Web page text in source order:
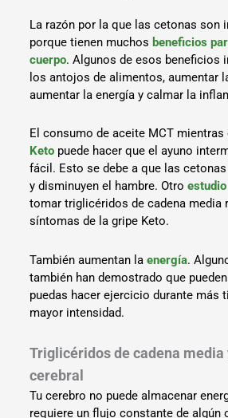
La razón por la que las cetonas son
porque tienen muchos beneficios
cuerpo. Algunos de esos beneficios
los antojos de alimentos, aumentar
aumentar la energía y calmar la
El consumo de aceite MCT
Keto puede hacer que el ayuno
fácil. Esto se debe a que las
y disminuyen el hambre. Otroestudio
tomar triglicéridos de cadena media
síntomas de la gripe Keto.
También aumentan laenergía.
también han demostrado que
puedas hacer ejercicio durante más
mayor intensidad.
Triglicéridos de cadena media
cerebral
Tu cerebro no puede almacenar
requiere un flujo constante de algún